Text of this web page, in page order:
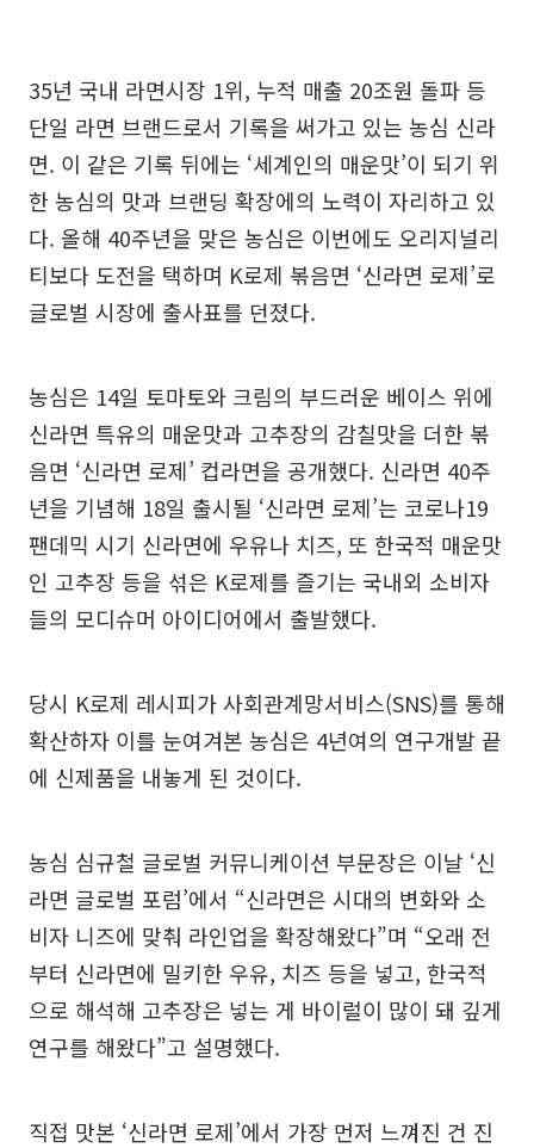
35년 국내 라면시장 1위, 누적 매출 20조원 돌파 등
단일 라면 브랜드로서 기록을 써가고 있는 농심 신라
면. 이 같은 기록 뒤에는 ‘세계인의 매운맛’이 되기 위
한 농심의 맛과 브랜딩 확장에의 노력이 자리하고 있
다. 올해 40주년을 맞은 농심은 이번에도 오리지널리
티보다 도전을 택하며 K로제 볶음면 ‘신라면 로제’로
글로벌 시장에 출사표를 던졌다.
농심은 14일 토마토와 크림의 부드러운 베이스 위에
신라면 특유의 매운맛과 고추장의 감칠맛을 더한 볶
음면 ‘신라면 로제’ 컵라면을 공개했다. 신라면 40주
년을 기념해 18일 출시될 ‘신라면 로제’는 코로나19
팬데믹 시기 신라면에 우유나 치즈, 또 한국적 매운맛
인 고추장 등을 섞은 K로제를 즐기는 국내외 소비자
들의 모디슈머 아이디어에서 출발했다.
당시 K로제 레시피가 사회관계망서비스(SNS)를 통해
확산하자 이를 눈여겨본 농심은 4년여의 연구개발 끝
에 신제품을 내놓게 된 것이다.
농심 심규철 글로벌 커뮤니케이션 부문장은 이날 ‘신
라면 글로벌 포럼’에서 “신라면은 시대의 변화와 소
비자 니즈에 맞춰 라인업을 확장해왔다”며 “오래 전
부터 신라면에 밀키한 우유, 치즈 등을 넣고, 한국적
으로 해석해 고추장은 넣는 게 바이럴이 많이 돼 깊게
연구를 해왔다”고 설명했다.
직접 맛본 ‘신라면 로제’에서 가장 먼저 느껴진 건 진